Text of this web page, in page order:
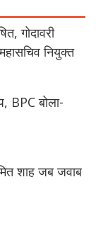
गोदावरी
नियुक्त
BPC बोला-
शाह जब जवाब